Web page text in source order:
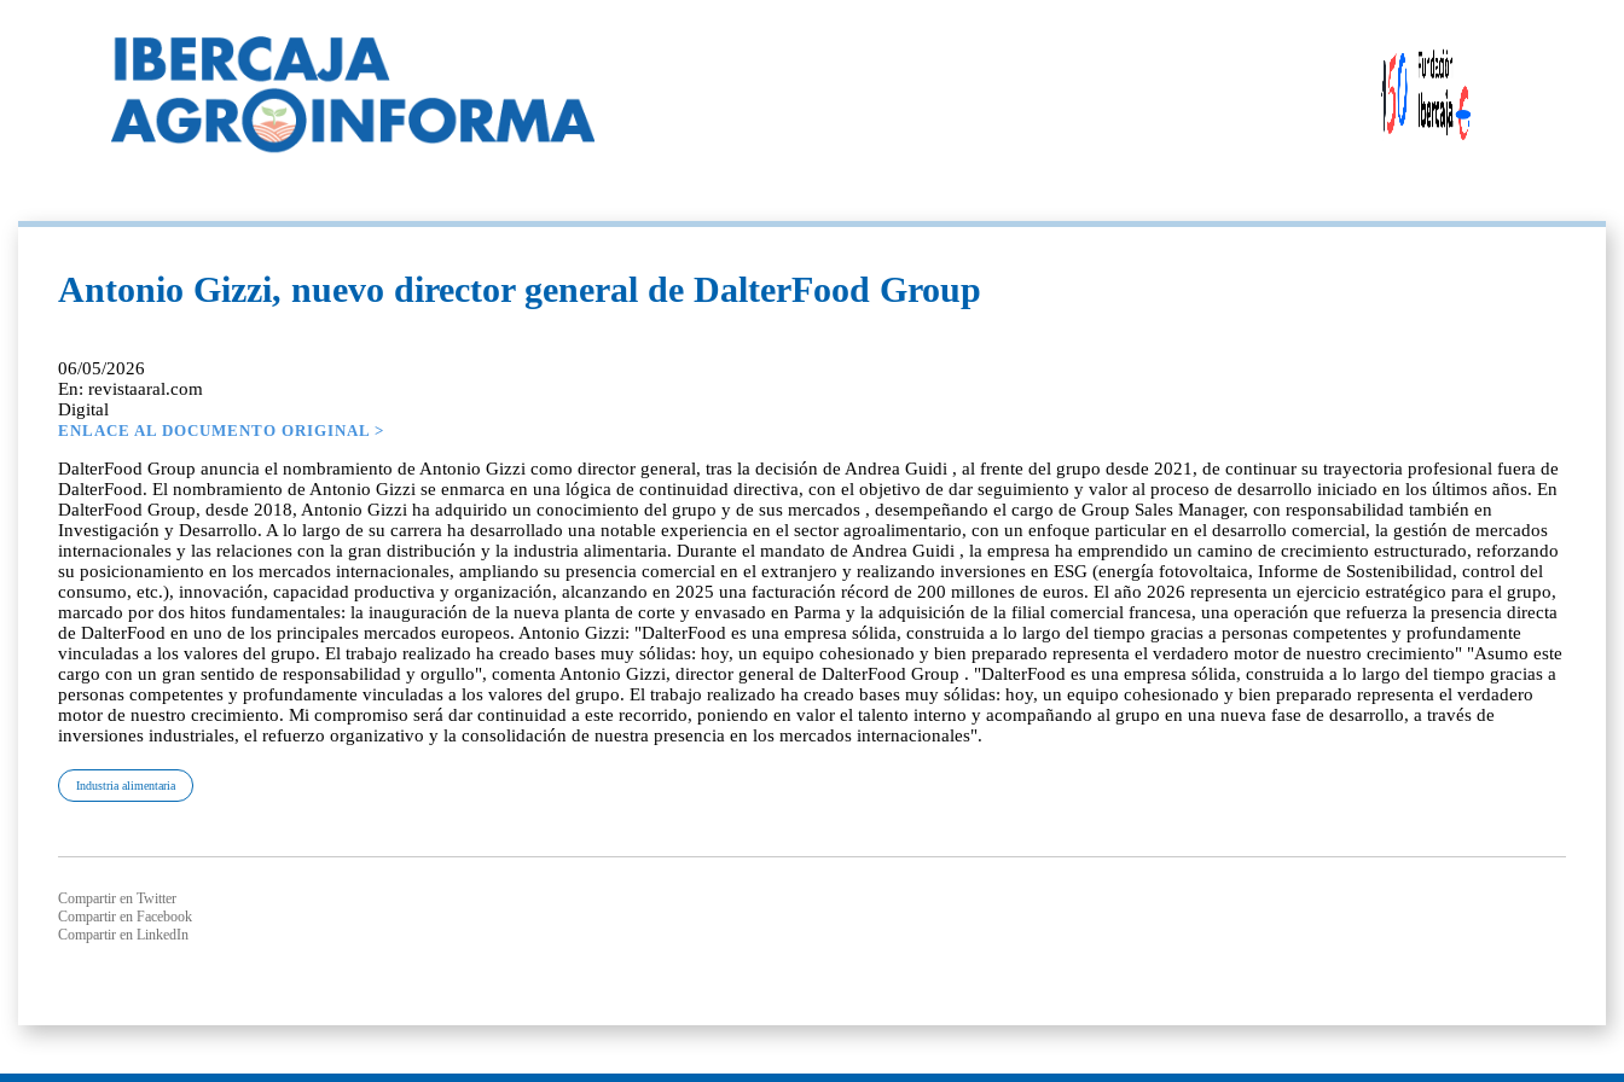
Antonio Gizzi, nuevo director general de DalterFood Group
06/05/2026
En: revistaaral.com
Digital
ENLACE AL DOCUMENTO ORIGINAL >
DalterFood Group anuncia el nombramiento de Antonio Gizzi como director general, tras la decisión de Andrea Guidi , al frente del grupo desde 2021, de continuar su trayectoria profesional fuera de
DalterFood. El nombramiento de Antonio Gizzi se enmarca en una lógica de continuidad directiva, con el objetivo de dar seguimiento y valor al proceso de desarrollo iniciado en los últimos años. En
DalterFood Group, desde 2018, Antonio Gizzi ha adquirido un conocimiento del grupo y de sus mercados , desempeñando el cargo de Group Sales Manager, con responsabilidad también en
Investigación y Desarrollo. A lo largo de su carrera ha desarrollado una notable experiencia en el sector agroalimentario, con un enfoque particular en el desarrollo comercial, la gestión de mercados
internacionales y las relaciones con la gran distribución y la industria alimentaria. Durante el mandato de Andrea Guidi , la empresa ha emprendido un camino de crecimiento estructurado, reforzando
su posicionamiento en los mercados internacionales, ampliando su presencia comercial en el extranjero y realizando inversiones en ESG (energía fotovoltaica, Informe de Sostenibilidad, control del
consumo, etc.), innovación, capacidad productiva y organización, alcanzando en 2025 una facturación récord de 200 millones de euros. El año 2026 representa un ejercicio estratégico para el grupo,
marcado por dos hitos fundamentales: la inauguración de la nueva planta de corte y envasado en Parma y la adquisición de la filial comercial francesa, una operación que refuerza la presencia directa
de DalterFood en uno de los principales mercados europeos. Antonio Gizzi: "DalterFood es una empresa sólida, construida a lo largo del tiempo gracias a personas competentes y profundamente
vinculadas a los valores del grupo. El trabajo realizado ha creado bases muy sólidas: hoy, un equipo cohesionado y bien preparado representa el verdadero motor de nuestro crecimiento" "Asumo este
cargo con un gran sentido de responsabilidad y orgullo", comenta Antonio Gizzi, director general de DalterFood Group . "DalterFood es una empresa sólida, construida a lo largo del tiempo gracias a
personas competentes y profundamente vinculadas a los valores del grupo. El trabajo realizado ha creado bases muy sólidas: hoy, un equipo cohesionado y bien preparado representa el verdadero
motor de nuestro crecimiento. Mi compromiso será dar continuidad a este recorrido, poniendo en valor el talento interno y acompañando al grupo en una nueva fase de desarrollo, a través de
inversiones industriales, el refuerzo organizativo y la consolidación de nuestra presencia en los mercados internacionales".
Industria alimentaria
Compartir en Twitter
Compartir en Facebook
Compartir en LinkedIn